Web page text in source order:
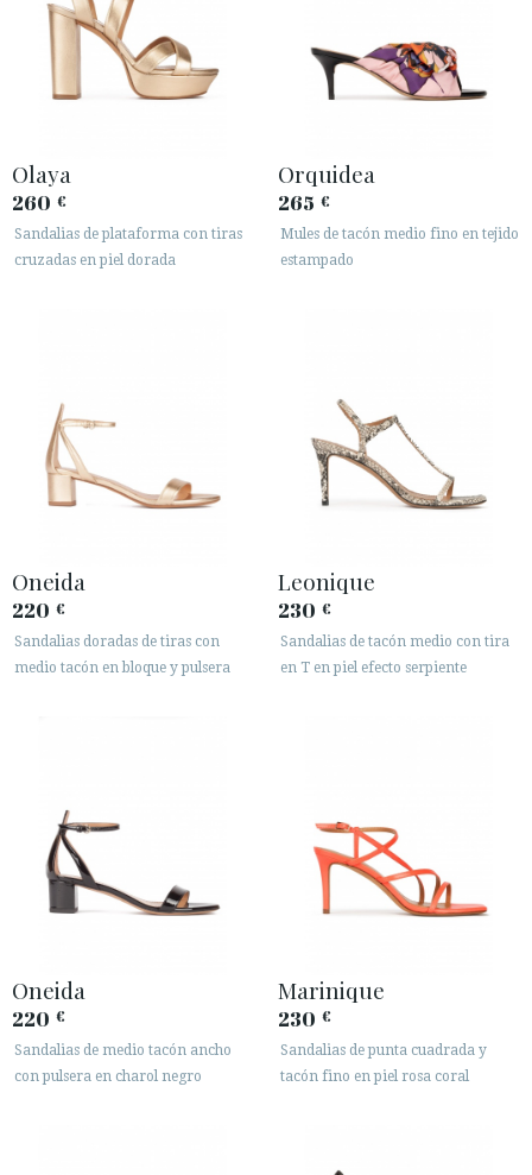
Olaya
260 €
Sandalias de plataforma con tiras
cruzadas en piel dorada
Orquidea
265 €
Mules de tacón medio fino en tejido
estampado
Oneida
220 €
Sandalias doradas de tiras con
medio tacón en bloque y pulsera
Leonique
230 €
Sandalias de tacón medio con tira
en T en piel efecto serpiente
Oneida
220 €
Sandalias de medio tacón ancho
con pulsera en charol negro
Marinique
230 €
Sandalias de punta cuadrada y
tacón fino en piel rosa coral